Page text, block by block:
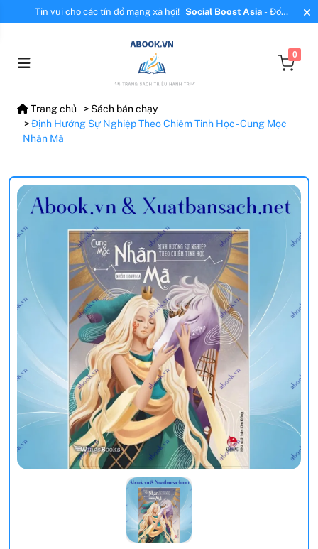
Tin vui cho các tín đồ mạng xã hội! Social Boost Asia- Đối
tác mới, cung cấp dịch vụ tăng tương tác, tăng follow uy tín!
0
Trang chủ
Sách bán chạy
Định Hướng Sự Nghiệp Theo Chiêm Tinh Học - Cung Mọc
Nhân Mã